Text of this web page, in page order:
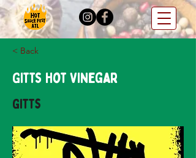
< Back
Gitts Hot Vinegar
Gitts